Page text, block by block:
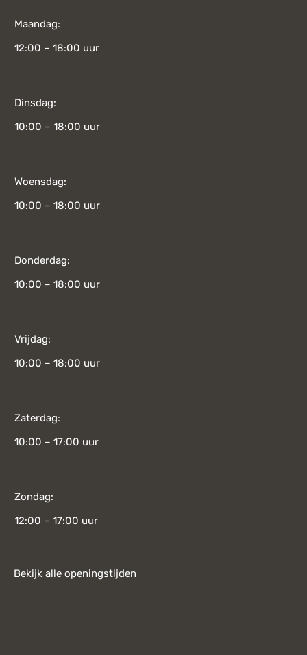
Maandag:
12:00 – 18:00 uur
Dinsdag:
10:00 – 18:00 uur
Woensdag:
10:00 – 18:00 uur
Donderdag:
10:00 – 18:00 uur
Vrijdag:
10:00 – 18:00 uur
Zaterdag:
10:00 – 17:00 uur
Zondag:
12:00 – 17:00 uur
Bekijk alle openingstijden